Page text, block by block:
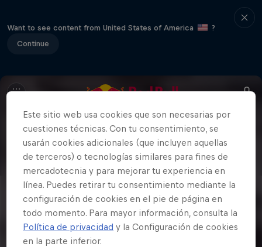
Want to see content from United States of America
?
Continue
Este sitio web usa cookies que son necesarias por
cuestiones técnicas. Con tu consentimiento, se
usarán cookies adicionales (que incluyen aquellas
de terceros) o tecnologías similares para fines de
mercadotecnia y para mejorar tu experiencia en
línea. Puedes retirar tu consentimiento mediante la
configuración de cookies en el pie de página en
todo momento. Para mayor información, consulta la
Política de privacidad y la Configuración de cookies
en la parte inferior.